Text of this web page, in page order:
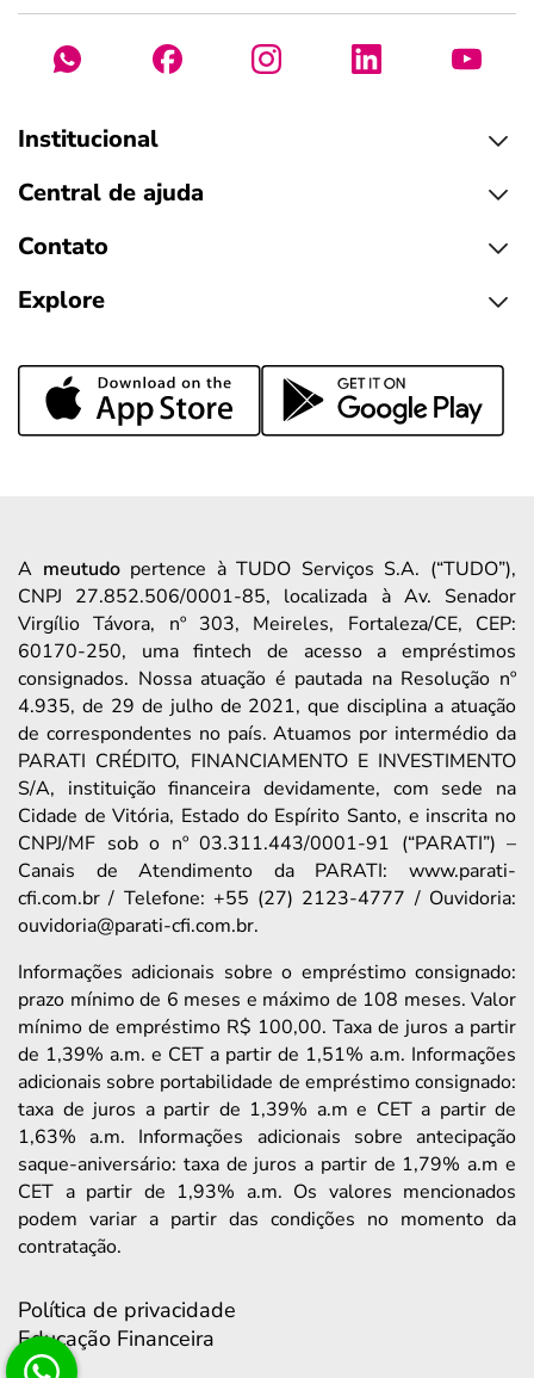
Institucional
Central de ajuda
Contato
Explore
A meutudopertence à TUDO Serviços S.A. (“TUDO”),
CNPJ 27.852.506/0001-85, localizada à Av. Senador
Virgílio Távora, nº 303, Meireles, Fortaleza/CE, CEP:
60170-250, uma fintech de acesso a empréstimos
consignados. Nossa atuação é pautada na Resolução nº
4.935, de 29 de julho de 2021, que disciplina a atuação
de correspondentes no país. Atuamos por intermédio da
PARATI CRÉDITO, FINANCIAMENTO E INVESTIMENTO
S/A, instituição financeira devidamente, com sede na
Cidade de Vitória, Estado do Espírito Santo, e inscrita no
CNPJ/MF sob o nº 03.311.443/0001-91 (“PARATI”) –
Canais de Atendimento da PARATI: www.parati-
cfi.com.br / Telefone: +55 (27) 2123-4777 / Ouvidoria:
ouvidoria@parati-cfi.com.br.
Informações adicionais sobre o empréstimo consignado:
prazo mínimo de 6 meses e máximo de 108 meses. Valor
mínimo de empréstimo R$ 100,00. Taxa de juros a partir
de 1,39% a.m. e CET a partir de 1,51% a.m. Informações
adicionais sobre portabilidade de empréstimo consignado:
taxa de juros a partir de 1,39% a.m e CET a partir de
1,63% a.m. Informações adicionais sobre antecipação
saque-aniversário: taxa de juros a partir de 1,79% a.m e
CET a partir de 1,93% a.m. Os valores mencionados
podem variar a partir das condições no momento da
contratação.
Política de privacidade
Educação Financeira